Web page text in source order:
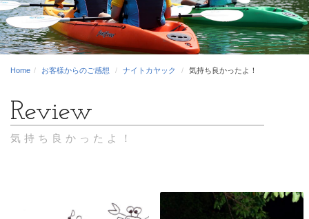
Home お客様からのご感想 ナイトカヤック 気持ち良かったよ！
気持ち良かったよ！